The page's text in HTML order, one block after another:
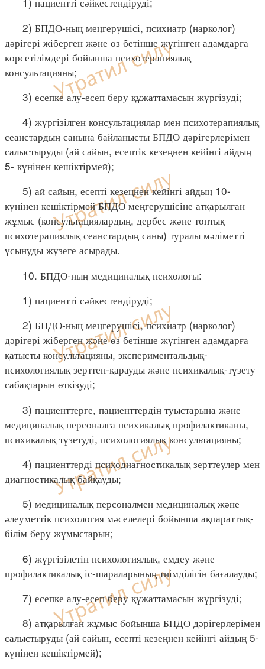
2) БПДО-ның меңгерушісі, психиатр (нарколог)
дәрігері жіберген және өз бетінше жүгінген адамдарға
көрсетілімдері бойынша психотерапиялық
консультацияны;
3) есепке алу-есеп беру құжаттамасын жүргізуді;
4) жүргізілген консультациялар мен психотерапиялық
сеанстардың санына байланысты БПДО дәрігерлерімен
салыстыруды (ай сайын, есептік кезеңнен кейінгі айдың
5- күнінен кешіктірмей);
5) ай сайын, есепті кезеңнен кейінгі айдың 10-
күнінен кешіктірмей БПДО меңгерушісіне атқарылған
жұмыс (консультациялардың, дербес және топтық
психотерапиялық сеанстардың саны) туралы мәліметті
ұсынуды жүзеге асырады.
10. БПДО-ның медициналық психологы:
1) пациентті сәйкестендіруді;
2) БПДО-ның меңгерушісі, психиатр (нарколог)
дәрігері жіберген және өз бетінше жүгінген адамдарға
қатысты консультацияны, экспериментальдық-
психологиялық зерттеп-қарауды және психикалық-түзету
сабақтарын өткізуді;
3) пациенттерге, пациенттердің туыстарына және
медициналық персоналға психикалық профилактиканы,
психикалық түзетуді, психологиялық консультацияны;
4) пациенттерді психодиагностикалық зерттеулер мен
диагностикалық байқауды;
5) медициналық персоналмен медициналық және
әлеуметтік психология мәселелері бойынша ақпараттық-
білім беру жұмыстарын;
6) жүргізілетін психологиялық, емдеу және
профилактикалық іс-шараларының тиімділігін бағалауды;
7) есепке алу-есеп беру құжаттамасын жүргізуді;
8) атқарылған жұмыс бойынша БПДО дәрігерлерімен
салыстыруды (ай сайын, есепті кезеңнен кейінгі айдың 5-
күнінен кешіктірмей);